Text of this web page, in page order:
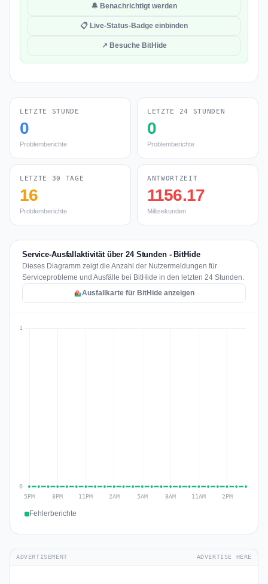
🔔 Benachrichtigt werden
📋 Live-Status-Badge einbinden
↗ Besuche BitHide
LETZTE STUNDE
0
Problemberichte
LETZTE 24 STUNDEN
0
Problemberichte
LETZTE 30 TAGE
16
Problemberichte
ANTWORTZEIT
1156.17
Millisekunden
Service-Ausfallaktivität über 24 Stunden - BitHide
Dieses Diagramm zeigt die Anzahl der Nutzermeldungen für
Serviceprobleme und Ausfälle bei BitHide in den letzten 24 Stunden.
Ausfallkarte für BitHide anzeigen
Fehlerberichte
ADVERTISEMENT ADVERTISE HERE